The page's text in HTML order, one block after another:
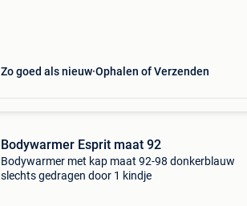
Zo goed als nieuw Ophalen of Verzenden
Bodywarmer Esprit maat 92
Bodywarmer met kap maat 92-98 donkerblauw
slechts gedragen door 1 kindje